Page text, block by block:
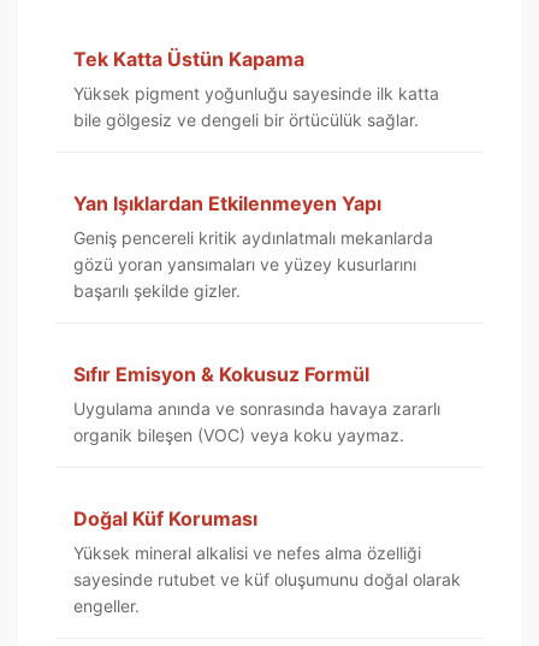
Tek Katta Üstün Kapama
Yüksek pigment yoğunluğu sayesinde ilk katta
bile gölgesiz ve dengeli bir örtücülük sağlar.
Yan Işıklardan Etkilenmeyen Yapı
Geniş pencereli kritik aydınlatmalı mekanlarda
gözü yoran yansımaları ve yüzey kusurlarını
başarılı şekilde gizler.
Sıfır Emisyon & Kokusuz Formül
Uygulama anında ve sonrasında havaya zararlı
organik bileşen (VOC) veya koku yaymaz.
Doğal Küf Koruması
Yüksek mineral alkalisi ve nefes alma özelliği
sayesinde rutubet ve küf oluşumunu doğal olarak
engeller.